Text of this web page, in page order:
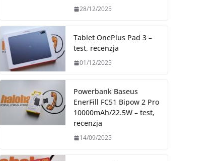
28/12/2025
Tablet OnePlus Pad 3 –
test, recenzja
01/12/2025
Powerbank Baseus
EnerFill FC51 Bipow 2 Pro
10000mAh/22.5W – test,
recenzja
14/09/2025